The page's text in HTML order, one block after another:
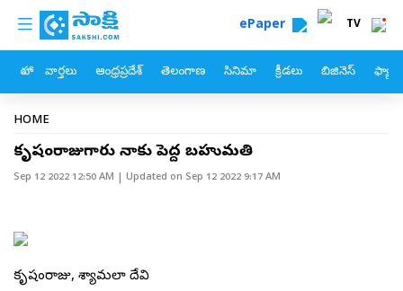
Skip to main content
custom menu ePaper TV
హోం వార్తలు ఆంధ్రప్రదేశ్ తెలంగాణ సినిమా క్రీడలు బిజినెస్
Breadcrumb
HOME
కృష్ణంరాజుగారు నాకు పెద్ద బహుమతి
Sep 12 2022 12:50 AM | Updated on Sep 12 2022 9:17 AM
కృష్ణంరాజు, శ్యామలా దేవి